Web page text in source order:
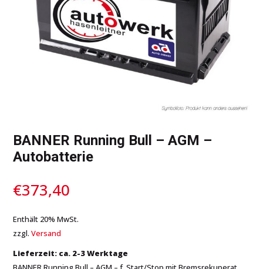
BANNER Running Bull – AGM –
Autobatterie
€373,40
Enthält 20% MwSt.
zzgl.Versand
Lieferzeit: ca. 2-3 Werktage